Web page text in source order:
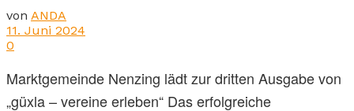
von ANDA
11. Juni 2024
0
Marktgemeinde Nenzing lädt zur dritten Ausgabe von
„güxla – vereine erleben“ Das erfolgreiche